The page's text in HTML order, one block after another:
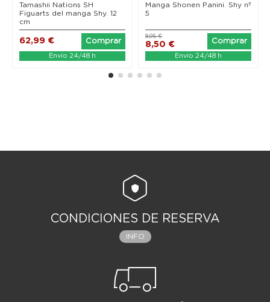
Tamashii Nations SH
Figuarts del manga Shy. 12
cm
62,99 € Comprar
Envío 24/48 h
Manga Shonen Panini. Shy nº
5
8,50 €
8,95 €
Comprar
Envío 24/48 h
CONDICIONES DE RESERVA
INFO